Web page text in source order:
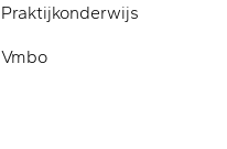
Praktijkonderwijs
Vmbo